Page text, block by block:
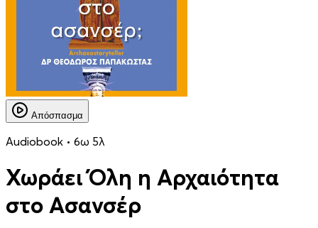
Απόσπασμα
Audiobook • 6ω 5λ
Χωράει Όλη η Αρχαιότητα
στο Ασανσέρ